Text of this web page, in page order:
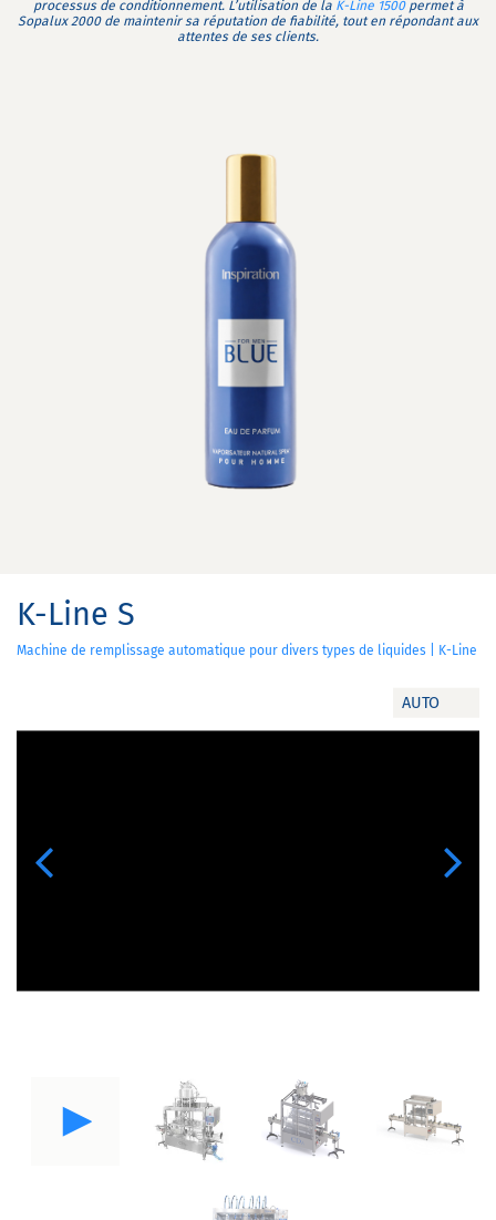
processus de conditionnement. L’utilisation de la K-Line 1500permet à
Sopalux 2000 de maintenir sa réputation de fiabilité, tout en répondant aux
attentes de ses clients.
AUTO
Previous Next
K-Line S
Machine de remplissage automatique pour divers types de liquides | K-Line